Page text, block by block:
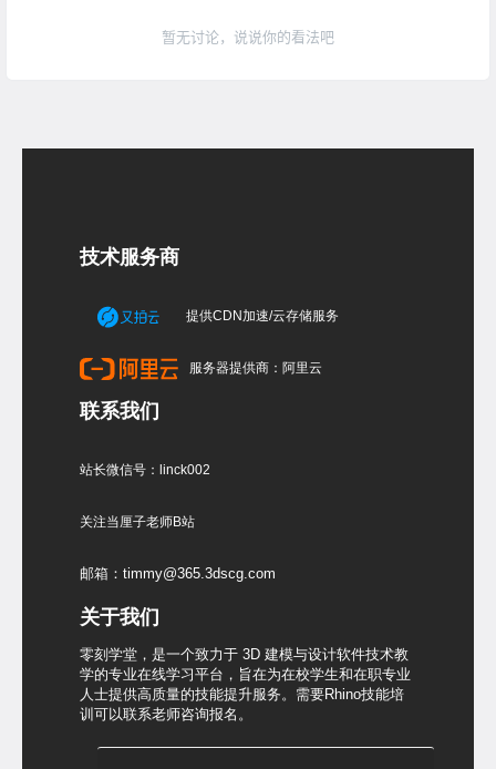
暂无讨论，说说你的看法吧
技术服务商
提供CDN加速/云存储服务
服务器提供商：阿里云
联系我们
站长微信号：linck002
关注当厘子老师B站
邮箱：timmy@365.3dscg.com
关于我们
零刻学堂，是一个致力于 3D 建模与设计软件技术教
学的专业在线学习平台，旨在为在校学生和在职专业
人士提供高质量的技能提升服务。需要Rhino技能培
训可以联系老师咨询报名。